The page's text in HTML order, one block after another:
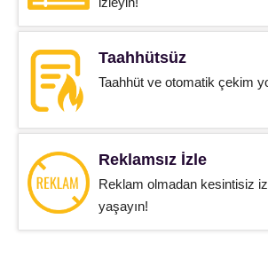
Taahhütsüz
Taahhüt ve otomatik çekim
Reklamsız İzle
Reklam olmadan kesintisiz
yaşayın!